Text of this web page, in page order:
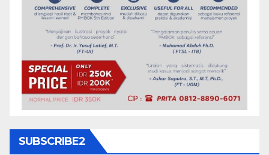
SUBSCRIBE2